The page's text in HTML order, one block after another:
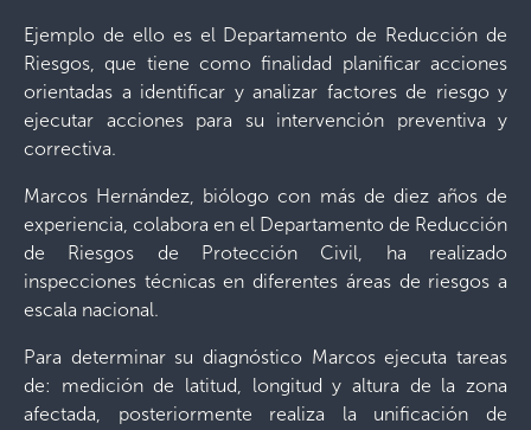
Ejemplo de ello es el Departamento de Reducción de
Riesgos, que tiene como finalidad planificar acciones
orientadas a identificar y analizar factores de riesgo y
ejecutar acciones para su intervención preventiva y
correctiva.
Marcos Hernández, biólogo con más de diez años de
experiencia, colabora en el Departamento de Reducción
de Riesgos de Protección Civil, ha realizado
inspecciones técnicas en diferentes áreas de riesgos a
escala nacional.
Para determinar su diagnóstico Marcos ejecuta tareas
de: medición de latitud, longitud y altura de la zona
afectada, posteriormente realiza la unificación de